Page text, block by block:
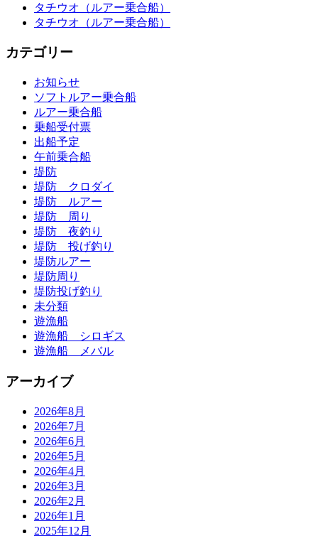
タチウオ（ルアー乗合船）
タチウオ（ルアー乗合船）
カテゴリー
お知らせ
ソフトルアー乗合船
ルアー乗合船
乗船受付票
出船予定
午前乗合船
堤防
堤防 クロダイ
堤防 ルアー
堤防 周り
堤防 夜釣り
堤防 投げ釣り
堤防ルアー
堤防周り
堤防投げ釣り
未分類
遊漁船
遊漁船 シロギス
遊漁船 メバル
アーカイブ
2026年8月
2026年7月
2026年6月
2026年5月
2026年4月
2026年3月
2026年2月
2026年1月
2025年12月